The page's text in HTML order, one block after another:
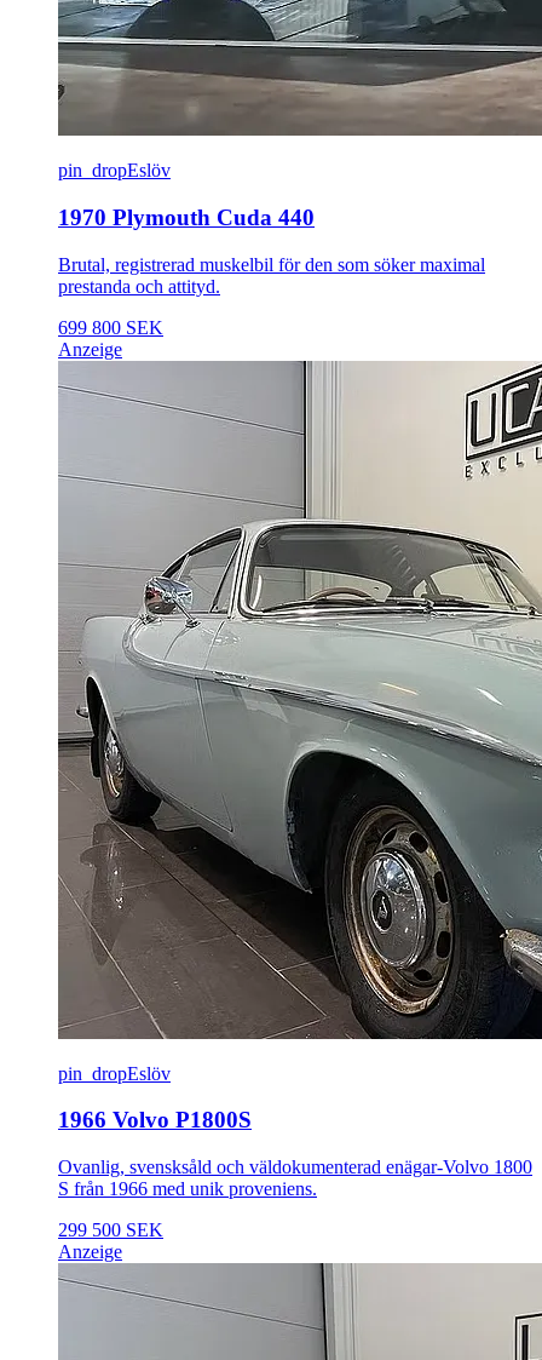
pin_dropEslöv
1970 Plymouth Cuda 440
Brutal, registrerad muskelbil för den som söker maximal
prestanda och attityd.
699 800 SEK
Anzeige
pin_dropEslöv
1966 Volvo P1800S
Ovanlig, svensksåld och väldokumenterad enägar-Volvo 1800
S från 1966 med unik proveniens.
299 500 SEK
Anzeige